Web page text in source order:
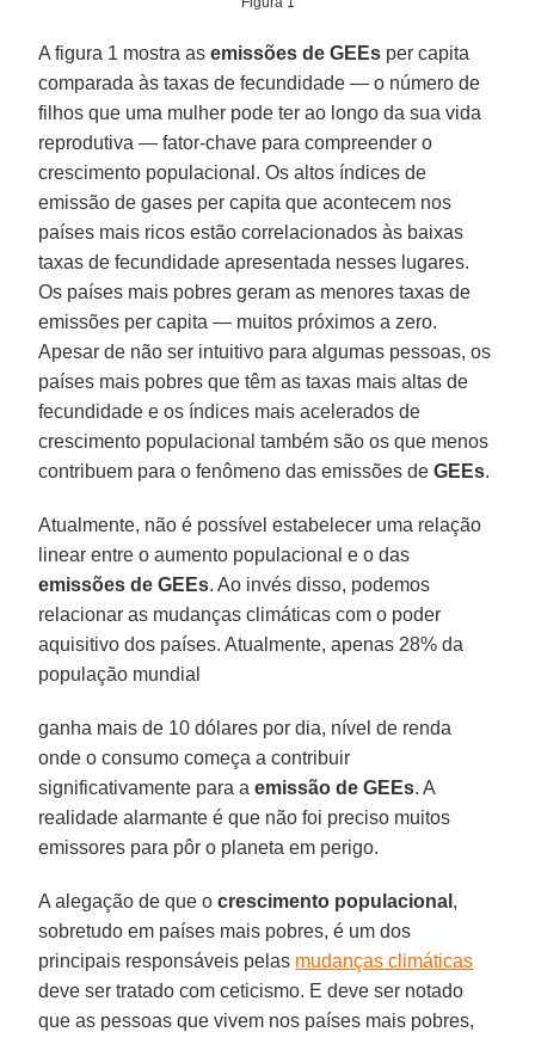
A figura 1 mostra asemissões de GEEs per capita
comparada às taxas de fecundidade — o número de
filhos que uma mulher pode ter ao longo da sua vida
reprodutiva — fator-chave para compreender o
crescimento populacional. Os altos índices de
emissão de gases per capita que acontecem nos
países mais ricos estão correlacionados às baixas
taxas de fecundidade apresentada nesses lugares.
Os países mais pobres geram as menores taxas de
emissões per capita — muitos próximos a zero.
Apesar de não ser intuitivo para algumas pessoas, os
países mais pobres que têm as taxas mais altas de
fecundidade e os índices mais acelerados de
crescimento populacional também são os que menos
contribuem para o fenômeno das emissões deGEEs.
Atualmente, não é possível estabelecer uma relação
linear entre o aumento populacional e o das
emissões de GEEs. Ao invés disso, podemos
relacionar as mudanças climáticas com o poder
aquisitivo dos países. Atualmente, apenas 28% da
população mundial
ganha mais de 10 dólares por dia, nível de renda
onde o consumo começa a contribuir
significativamente para aemissão de GEEs. A
realidade alarmante é que não foi preciso muitos
emissores para pôr o planeta em perigo.
A alegação de que ocrescimento populacional ,
sobretudo em países mais pobres, é um dos
principais responsáveis pelas mudanças climáticas
deve ser tratado com ceticismo. E deve ser notado
que as pessoas que vivem nos países mais pobres,